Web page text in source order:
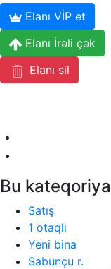
Elanı VİP et
Elanı İrəli çək
Elanı sil
Bu
Satış
1 otaqlı
Yeni bina
Sabunçu r.